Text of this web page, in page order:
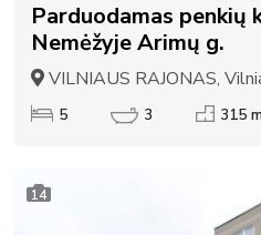
Parduodamas penkių
Nemėžyje Arimų g.
VILNIAUS RAJONAS,
5 3 315
14